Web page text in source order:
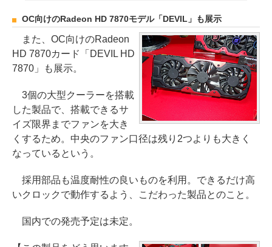
OC向けのRadeon HD 7870モデル「DEVIL」も展示
また、OC向けのRadeon
HD 7870カード「DEVIL HD
7870」も展示。
3個の大型クーラーを搭載
した製品で、搭載できるサ
イズ限界までファンを大き
くするため。中央のファン口径は残り2つよりも大きく
なっているという。
採用部品も温度耐性の良いものを利用。できるだけ高
いクロックで動作するよう、こだわった製品とのこと。
国内での発売予定は未定。